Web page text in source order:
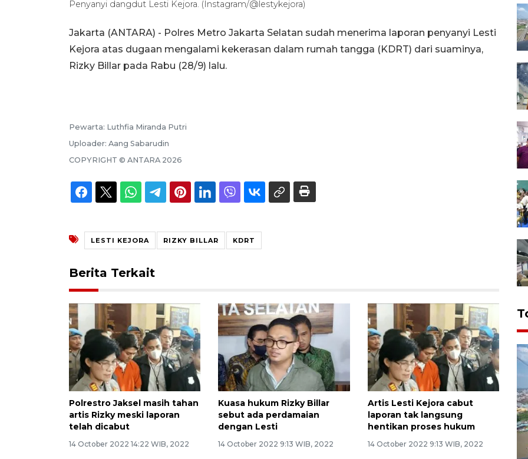
Penyanyi dangdut Lesti Kejora. (Instagram/@lestykejora)
Jakarta (ANTARA) - Polres Metro Jakarta Selatan sudah menerima laporan penyanyi Lesti
Kejora atas dugaan mengalami kekerasan dalam rumah tangga (KDRT) dari suaminya,
Rizky Billar pada Rabu (28/9) lalu.
Pewarta: Luthfia Miranda Putri
Uploader: Aang Sabarudin
COPYRIGHT © ANTARA 2026
LESTI KEJORA RIZKY BILLAR KDRT
Berita Terkait
Polrestro Jaksel masih tahan
artis Rizky meski laporan
telah dicabut
14 October 2022 14:22 WIB, 2022
Kuasa hukum Rizky Billar
sebut ada perdamaian
dengan Lesti
14 October 2022 9:13 WIB, 2022
Artis Lesti Kejora cabut
laporan tak langsung
hentikan proses hukum
14 October 2022 9:13 WIB, 2022